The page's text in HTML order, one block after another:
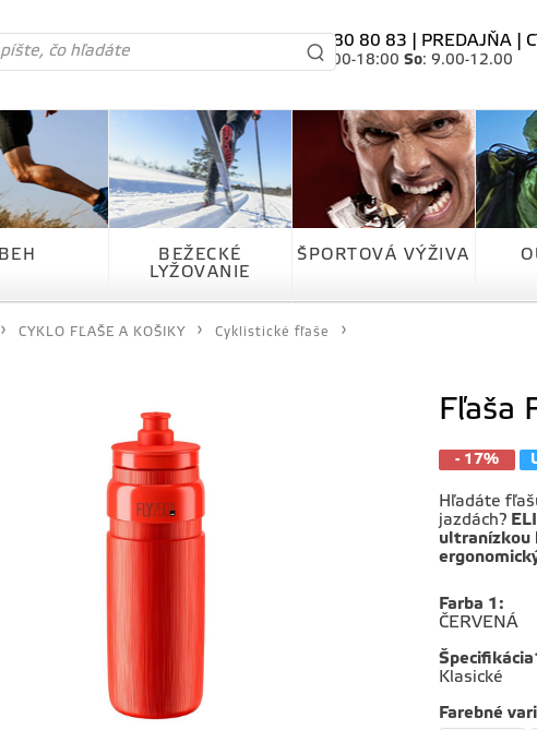
tel. 0905 80 80 83 | PREDAJŇA
: 10.00-18:00 So: 9.00-12.00
BEH
BEŽECKÉ
LYŽOVANIE
ŠPORTOVÁ VÝŽIVA
CYKLO FĽAŠE A KOŠIKY Cyklistické fľaše
Fľaša
- 17%
Hľadáte
jazdách?
ultranízkou
Farba 1 :
ČERVENÁ
Klasické
Farebné